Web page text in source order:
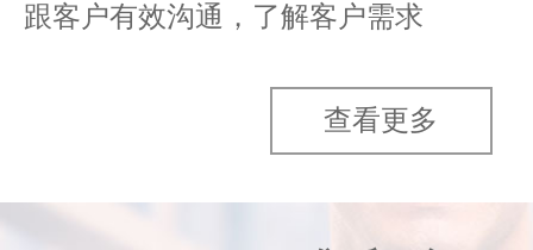
跟客户有效沟通，了解客户需求
查看更多